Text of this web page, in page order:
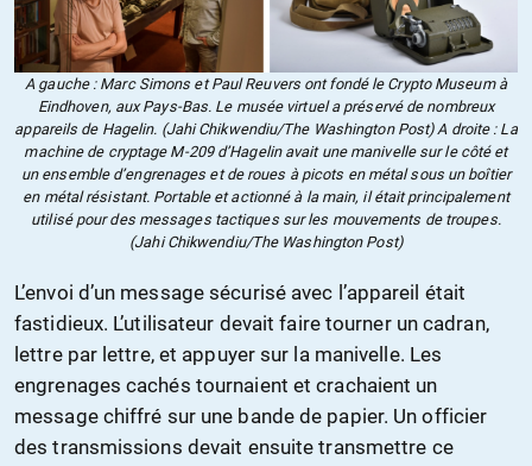
A gauche : Marc Simons et Paul Reuvers ont fondé le Crypto Museum à
Eindhoven, aux Pays-Bas. Le musée virtuel a préservé de nombreux
appareils de Hagelin. (Jahi Chikwendiu/The Washington Post) A droite : La
machine de cryptage M-209 d’Hagelin avait une manivelle sur le côté et
un ensemble d’engrenages et de roues à picots en métal sous un boîtier
en métal résistant. Portable et actionné à la main, il était principalement
utilisé pour des messages tactiques sur les mouvements de troupes.
(Jahi Chikwendiu/The Washington Post)
L’envoi d’un message sécurisé avec l’appareil était
fastidieux. L’utilisateur devait faire tourner un cadran,
lettre par lettre, et appuyer sur la manivelle. Les
engrenages cachés tournaient et crachaient un
message chiffré sur une bande de papier. Un officier
des transmissions devait ensuite transmettre ce